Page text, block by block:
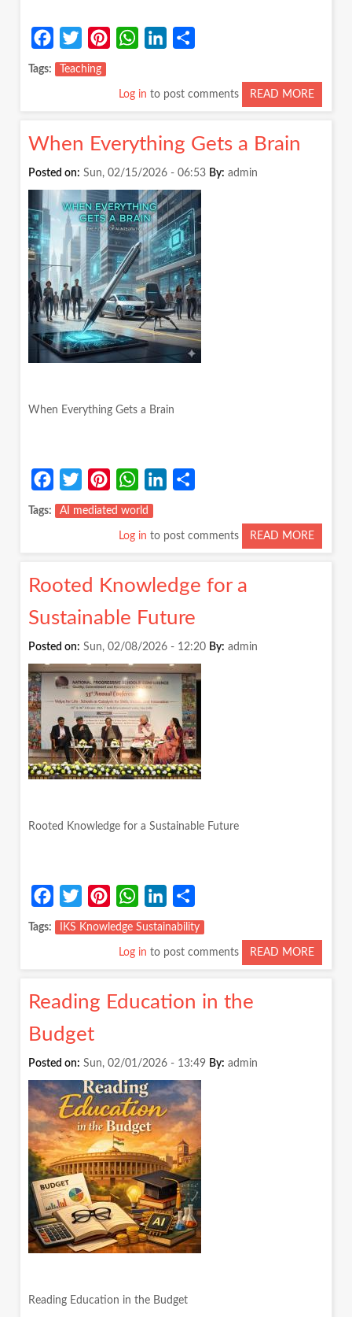
FacebookTwitterPinterestWhatsApp
LinkedIn
Tags Teaching
READ MORE
Log in to post comments
When Everything Gets a Brain
Posted on: Sun, 02/15/2026 - 06:53 By: admin
When Everything Gets a Brain
FacebookTwitterPinterestWhatsApp
LinkedIn
Tags AI mediated world
READ MORE
Log in to post comments
Rooted Knowledge for a
Sustainable Future
Posted on: Sun, 02/08/2026 - 12:20 By: admin
Rooted Knowledge for a Sustainable Future
FacebookTwitterPinterestWhatsApp
LinkedIn
Tags IKS Knowledge Sustainability
READ MORE
Log in to post comments
Reading Education in the
Budget
Posted on: Sun, 02/01/2026 - 13:49 By: admin
Reading Education in the Budget